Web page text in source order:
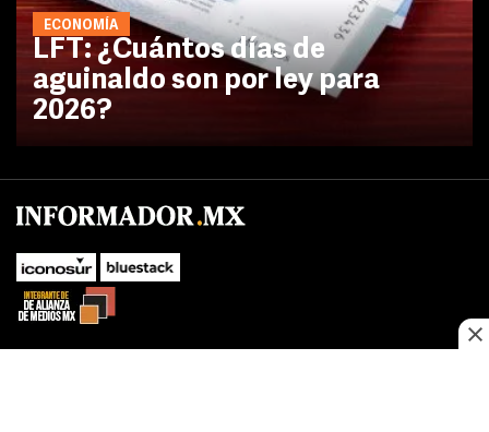
ECONOMÍA
LFT: ¿Cuántos días de
aguinaldo son por ley para
2026?